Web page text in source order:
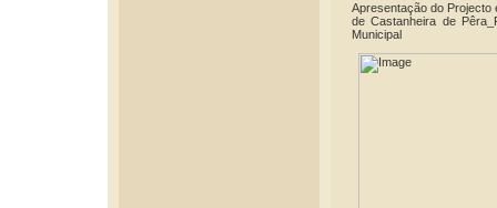
Apresentação do Projecto
de Castanheira de
Municipal